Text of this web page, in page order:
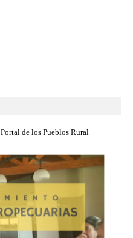
Portal de los Pueblos Rural